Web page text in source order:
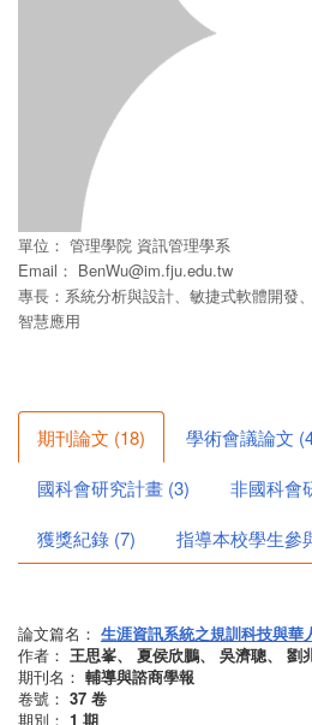
單位： 管理學院 資訊管理學系
Email： BenWu@im.fju.edu.tw
專長：系統分析與設計、敏捷式軟體開發
智慧應用
期刊論文 (18) 學術會議論文 (
國科會研究計畫 (3) 非國科會
獲獎紀錄 (7) 指導本校學生參
論文篇名： 生涯資訊系統之規訓科技與華
作者： 王思峯、 夏侯欣鵬、 吳濟聰、 劉
期刊名： 輔導與諮商學報
卷號： 37 卷
期別： 1 期